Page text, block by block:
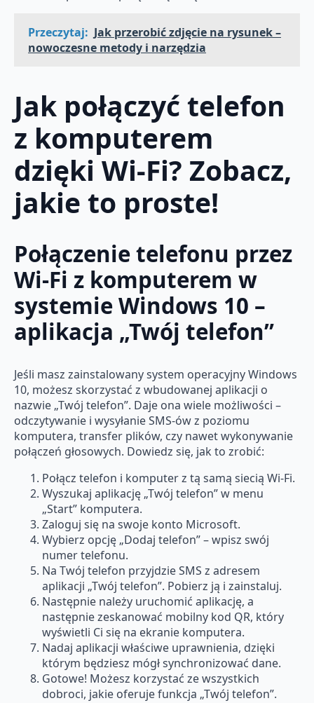
Przeczytaj: Jak przerobić zdjęcie na rysunek –
nowoczesne metody i narzędzia
Jak połączyć telefon
z komputerem
dzięki Wi-Fi? Zobacz,
jakie to proste!
Połączenie telefonu przez
Wi-Fi z komputerem w
systemie Windows 10 –
aplikacja „Twój telefon”
Jeśli masz zainstalowany system operacyjny Windows
10, możesz skorzystać z wbudowanej aplikacji o
nazwie „Twój telefon”. Daje ona wiele możliwości –
odczytywanie i wysyłanie SMS-ów z poziomu
komputera, transfer plików, czy nawet wykonywanie
połączeń głosowych. Dowiedz się, jak to zrobić:
Połącz telefon i komputer z tą samą siecią Wi-Fi.
Wyszukaj aplikację „Twój telefon” w menu
„Start” komputera.
Zaloguj się na swoje konto Microsoft.
Wybierz opcję „Dodaj telefon” – wpisz swój
numer telefonu.
Na Twój telefon przyjdzie SMS z adresem
aplikacji „Twój telefon”. Pobierz ją i zainstaluj.
Następnie należy uruchomić aplikację, a
następnie zeskanować mobilny kod QR, który
wyświetli Ci się na ekranie komputera.
Nadaj aplikacji właściwe uprawnienia, dzięki
którym będziesz mógł synchronizować dane.
Gotowe! Możesz korzystać ze wszystkich
dobroci, jakie oferuje funkcja „Twój telefon”.